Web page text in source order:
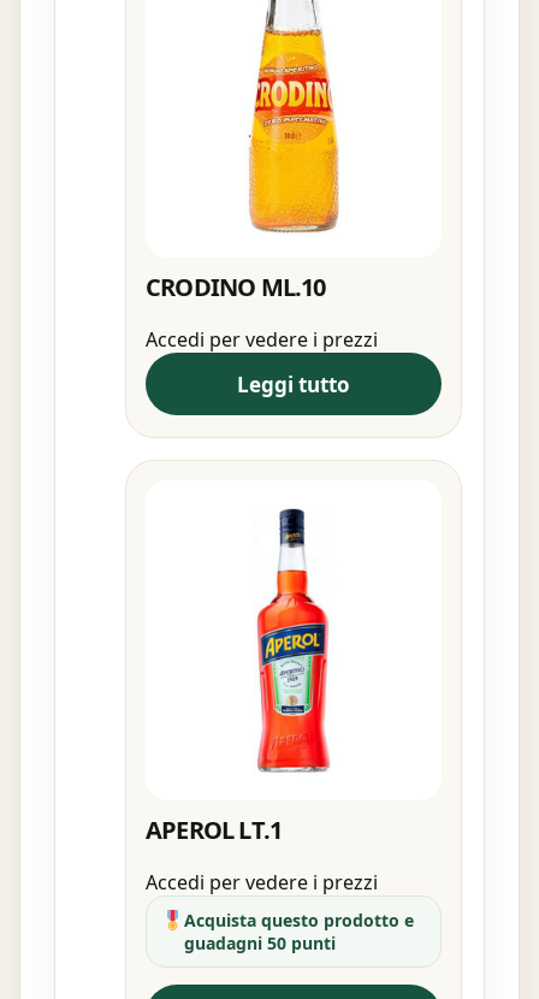
CRODINO ML.10
Accedi per vedere i prezzi
Leggi tutto
APEROL LT.1
Accedi per vedere i prezzi
Acquista questo prodotto e
guadagni 50 punti